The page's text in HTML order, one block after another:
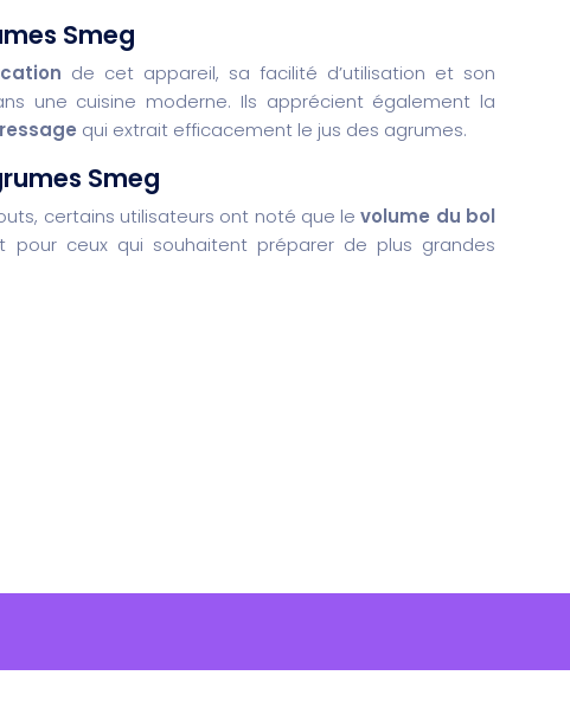
Smeg
de cet appareil, sa facilité d’utilisation et son
une cuisine moderne. Ils apprécient également la
qui extrait efficacement le jus des agrumes.
Smeg
certains utilisateurs ont noté que levolume du bol
ceux qui souhaitent préparer de plus grandes